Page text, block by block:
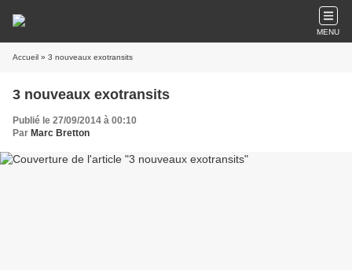
MENU
Accueil » 3 nouveaux exotransits
3 nouveaux exotransits
Publié le 27/09/2014 à 00:10
Par Marc Bretton